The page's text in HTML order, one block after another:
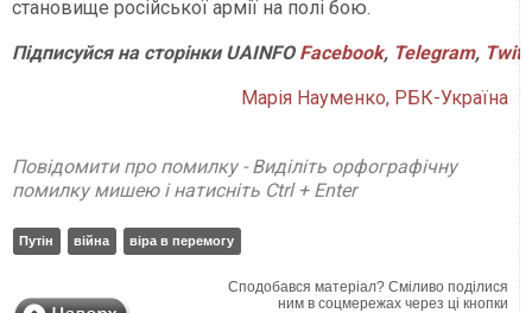
становище російської армії на полі бою.
ПідписуйсянасторінкиUAINFO Facebook, Telegram,
Марія Науменко, РБК-Україна
Повідомити про помилку - Виділіть орфографічну
помилку мишею і натисніть Ctrl + Enter
Путін війна віра в перемогу
Сподобався матеріал? Сміливо поділися
ним в соцмережах через ці кнопки